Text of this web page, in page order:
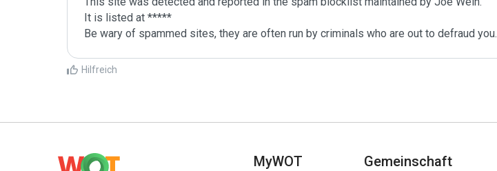
It is listed at *****
Be wary of spammed sites, they are often run by criminals who are out to defraud you.
Hilfreich
MyWOT Gemeinschaft